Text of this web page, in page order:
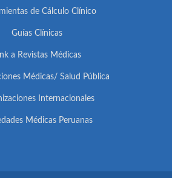
de Cálculo Clínico
Guías Clínicas
a Revistas Médicas
Médicas/ Salud Pública
Internacionales
Médicas Peruanas